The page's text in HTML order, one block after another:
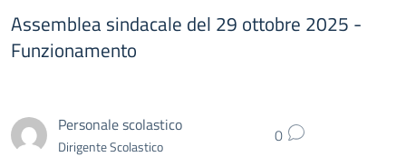
Assemblea sindacale del 29 ottobre 2025 -
Funzionamento
Personale scolastico
Dirigente Scolastico 0